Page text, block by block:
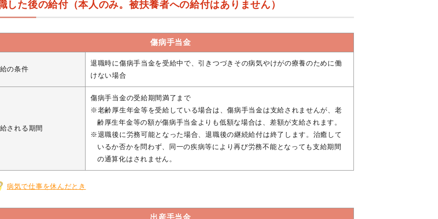
した後の給付（本人のみ。被扶養者への給付はありません）
傷病手当金
の条件
退職時に傷病手当金を受給中で、引きつづきその病気やけがの療養のために働
けない場合
される期間
傷病手当金の受給期間満了まで
※老齢厚生年金等を受給している場合は、傷病手当金は支給されませんが、老
齢厚生年金等の額が傷病手当金よりも低額な場合は、差額が支給されます。
※退職後に労務可能となった場合、退職後の継続給付は終了します。治癒して
いるか否かを問わず、同一の疾病等により再び労務不能となっても支給期間
の通算化はされません。
病気で仕事を休んだとき
出産手当金